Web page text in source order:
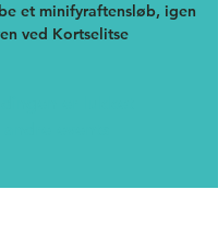
et minifyraftensløb, igen